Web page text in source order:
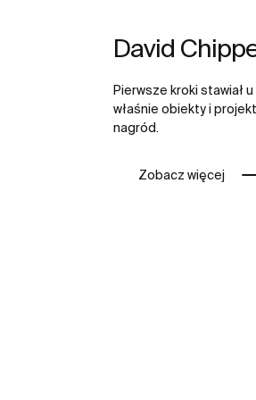
David
Pierwsze kroki stawiał
właśnie obiekty i
nagród.
Zobacz więcej